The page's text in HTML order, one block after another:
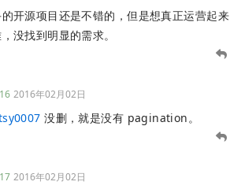
开源项目还是不错的，但是想真正运营起来
没找到明显的需求。
2016年02月02日
没删，就是没有 pagination。
2016年02月02日